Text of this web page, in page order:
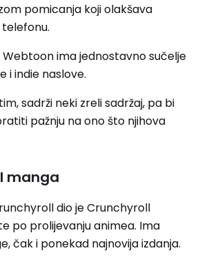
pomicanja koji olakšava
Webtoon ima jednostavno sučelje
i indie naslove.
sadrži neki zreli sadržaj, pa bi
pažnju na ono što njihova
manga
dio je Crunchyroll
po prolijevanju animea. Ima
čak i ponekad najnovija izdanja.